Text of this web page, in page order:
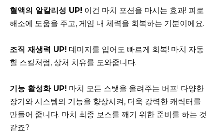
혈액의 알칼리성 UP! 이건 마치 포션을 마시는 효과! 피로
해소에 도움을 주고, 게임 내 체력을 회복하는 기분이에요.
조직 재생력 UP! 데미지를 입어도 빠르게 회복! 마치 자동
힐 스킬처럼, 상처 치유를 도와줍니다.
기능 활성화 UP! 마치 모든 스탯을 올려주는 버프! 다양한
장기와 시스템의 기능을 향상시켜, 더욱 강력한 캐릭터를
만들어 줍니다. 마치 최종 보스를 깨기 위한 준비를 하는 것
같죠?